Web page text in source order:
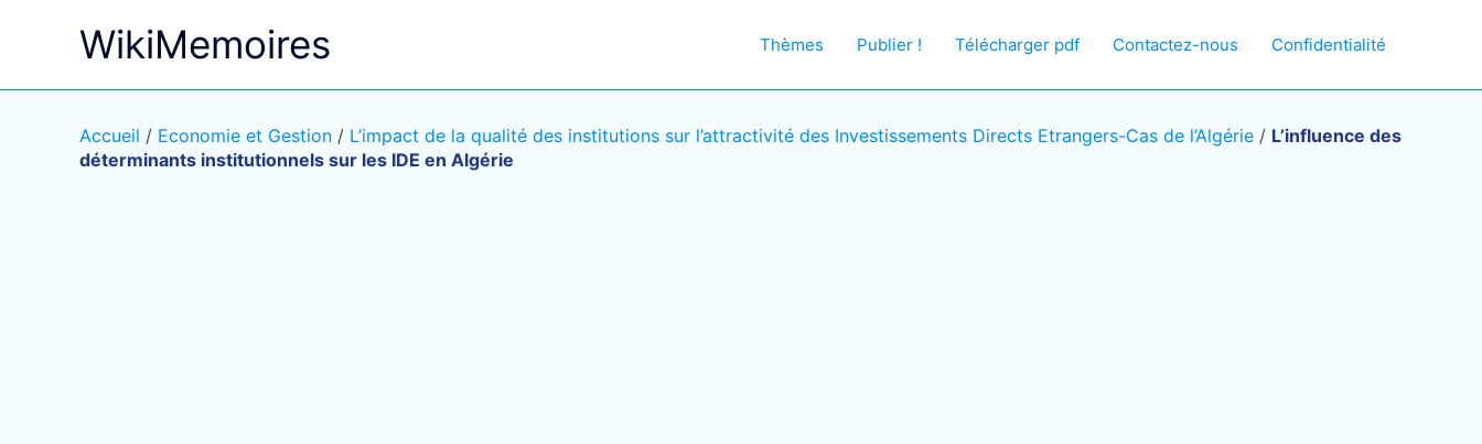
WikiMemoires Thèmes Publier ! Télécharger pdf Contactez-nous Confidentialité
Accueil / Economie et Gestion / L’impact de la qualité des institutions sur l’attractivité des Investissements Directs Etrangers-Cas de l’Algérie / L’influence des
déterminants institutionnels sur les IDE en Algérie